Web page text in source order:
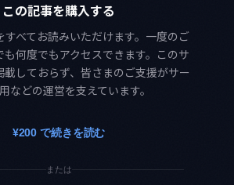
この記事を購入する
すべてお読みいただけます。一度のご
も何度でもアクセスできます。このサ
載しておらず、皆さまのご支援がサー
などの運営を支えています。
¥200 で続きを読む
または